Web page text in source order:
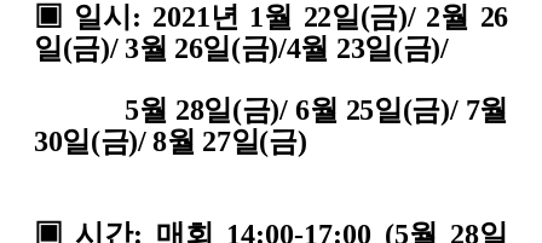
▣ 일시 : 2021년 1월 22일(금)/ 2월 26
일(금)/ 3월 26일(금)/4월 23일(금)/
5월 28일(금)/ 6월 25일(금)/ 7월
30일(금)/ 8월 27일(금)
▣ 시간: 매회 14:00-17:00 (5월 28일